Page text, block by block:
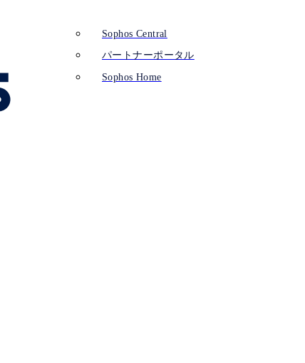
Sophos Central
パートナーポータル
Sophos Home